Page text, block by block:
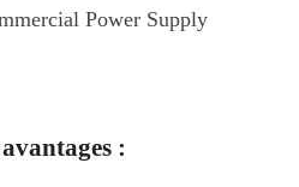
Power Supply
: